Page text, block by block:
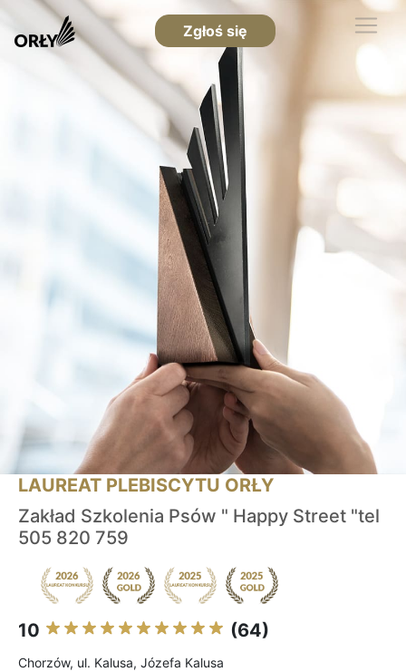
Zgłoś się
LAUREAT PLEBISCYTU ORŁY
Zakład Szkolenia Psów " Happy Street "tel
505 820 759
10 (64)
Chorzów, ul. Kalusa, Józefa Kalusa